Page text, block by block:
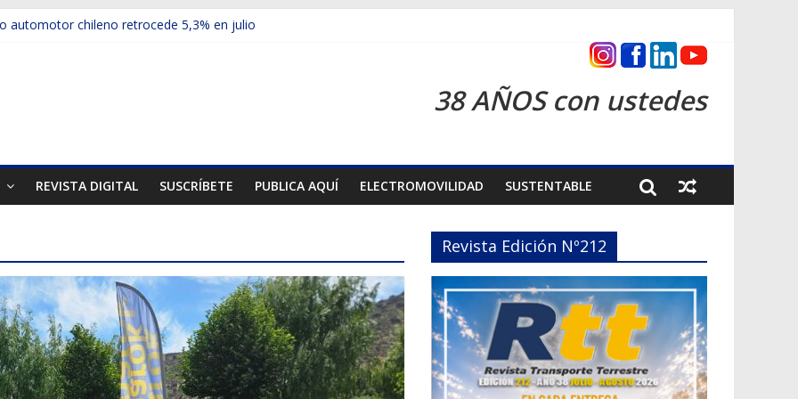
automotor chileno retrocede 5,3% en julio
ups presentó la recién estrenada Bolden en la Expo Compras Públicas 2026
mercado internacional en lanzar la nueva Maxus T70
38 AÑOS con ustedes
REVISTA DIGITAL SUSCRÍBETE PUBLICA AQUÍ ELECTROMOVILIDAD SUSTENTABLE
Revista Edición Nº212